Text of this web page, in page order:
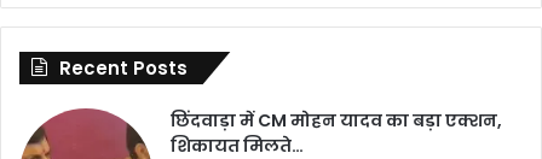
Recent Posts
छिंदवाड़ा में CM मोहन यादव का बड़ा एक्शन,
शिकायत मिलते…